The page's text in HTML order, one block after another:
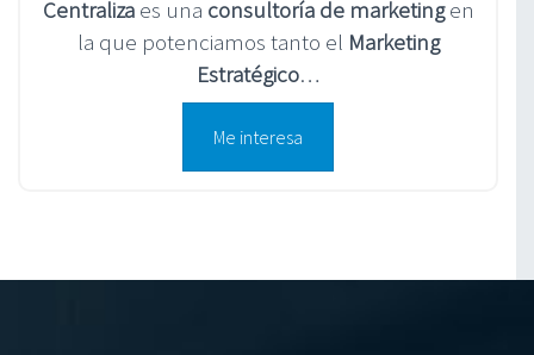
Centralizaes una consultoría de marketingen
la que potenciamos tanto el Marketing
Estratégico…
Me interesa